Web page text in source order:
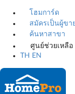
โฮมการ์ด
สมัครเป็นผู้ขา
ค้นหาสาขา
ศูนย์ช่วยเหลือ
TH
EN